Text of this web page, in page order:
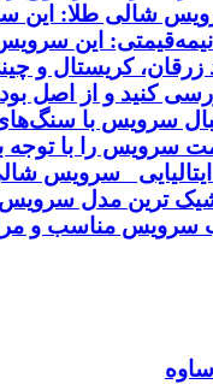
این
زرقان،
کنید و از اصل
سرویس با
سرویس را با
سرویس
ترین مدل سرویس
سرویس مناسب و